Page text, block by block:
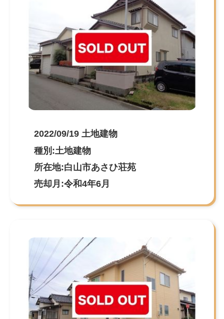
2022/09/19 土地建物
種別:土地建物
所在地:白山市あさひ荘苑
売却月:令和4年6月